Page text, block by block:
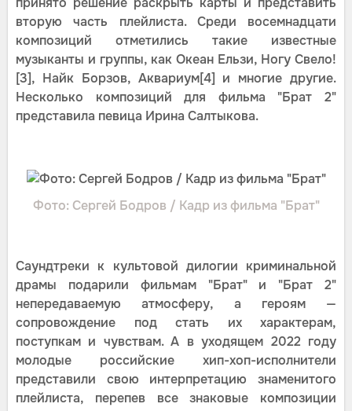
вторую часть плейлиста. Среди восемнадцати
композиций отметились такие известные
музыканты и группы, как Океан Ельзи, Ногу Свело!
[3], Найк Борзов, Аквариум[4] и многие другие.
Несколько композиций для фильма "Брат 2"
представила певица Ирина Салтыкова.
Фото: Сергей Бодров / Кадр из фильма "Брат"
Саундтреки к культовой дилогии криминальной
драмы подарили фильмам "Брат" и "Брат 2"
непередаваемую атмосферу, а героям —
сопровождение под стать их характерам,
поступкам и чувствам. А в уходящем 2022 году
молодые российские хип-хоп-исполнители
представили свою интерпретацию знаменитого
плейлиста, перепев все знаковые композиции